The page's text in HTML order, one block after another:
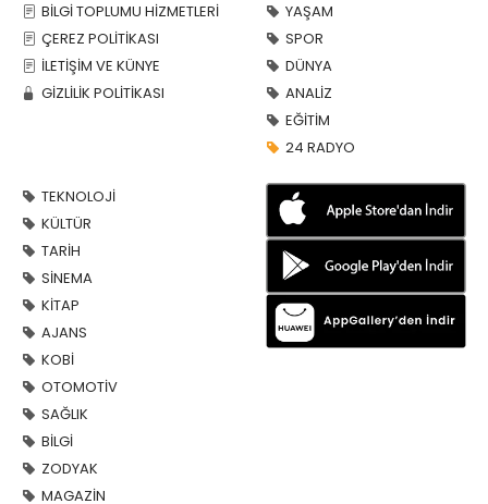
BİLGİ TOPLUMU HİZMETLERİ
ÇEREZ POLİTİKASI
İLETİŞİM VE KÜNYE
GİZLİLİK POLİTİKASI
YAŞAM
SPOR
DÜNYA
ANALİZ
EĞİTİM
24 RADYO
TEKNOLOJİ
KÜLTÜR
TARİH
SİNEMA
KİTAP
AJANS
KOBİ
OTOMOTİV
SAĞLIK
BİLGİ
ZODYAK
MAGAZİN